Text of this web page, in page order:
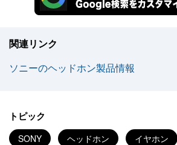
関連リンク
ソニーのヘッドホン製品情報
トピック
SONY ヘッドホン イヤホン